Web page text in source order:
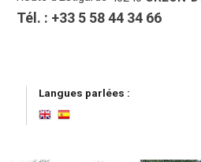
Tél. : +33 5 58 44 34 66
Langues parlées :